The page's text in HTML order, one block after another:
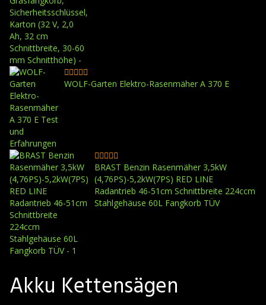
WOLF-Garten Elektro-Rasenmäher A 370 E
BRAST Benzin Rasenmäher 3,5kW
(4,76PS)-5,2kW(7PS) RED LINE
Radantrieb 46-51cm Schnittbreite 224ccm
Stahlgehäuse 60L Fangkorb TÜV
Akku Kettensägen